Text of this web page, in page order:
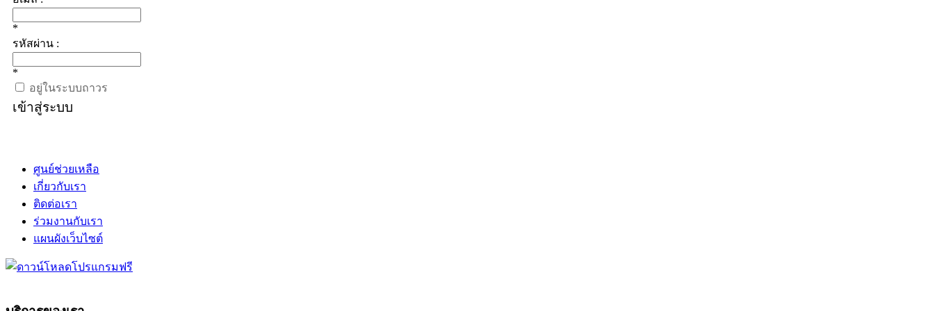
*
รหัสผ่าน :
*
อยู่ในระบบถาวร
เข้าสู่ระบบ
ศูนย์ช่วยเหลือ
เกี่ยวกับเรา
ติดต่อเรา
ร่วมงานกับเรา
แผนผังเว็บไซต์